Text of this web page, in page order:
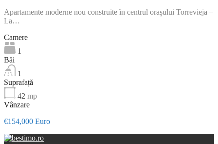
Apartamente moderne nou construite în centrul orașului Torrevieja –
La…
Camere
1
Băi
1
Suprafață
42 mp
Vânzare
€154,000 Euro